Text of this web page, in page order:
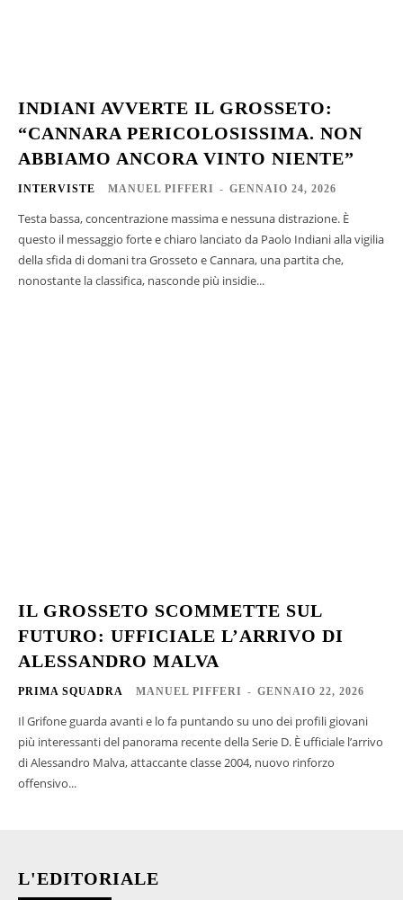
INDIANI AVVERTE IL GROSSETO:
“CANNARA PERICOLOSISSIMA. NON
ABBIAMO ANCORA VINTO NIENTE”
INTERVISTE MANUEL PIFFERI - GENNAIO 24, 2026
Testa bassa, concentrazione massima e nessuna distrazione. È
questo il messaggio forte e chiaro lanciato da Paolo Indiani alla vigilia
della sfida di domani tra Grosseto e Cannara, una partita che,
nonostante la classifica, nasconde più insidie...
IL GROSSETO SCOMMETTE SUL
FUTURO: UFFICIALE L’ARRIVO DI
ALESSANDRO MALVA
PRIMA SQUADRA MANUEL PIFFERI - GENNAIO 22, 2026
Il Grifone guarda avanti e lo fa puntando su uno dei profili giovani
più interessanti del panorama recente della Serie D. È ufficiale l’arrivo
di Alessandro Malva, attaccante classe 2004, nuovo rinforzo
offensivo...
L'EDITORIALE